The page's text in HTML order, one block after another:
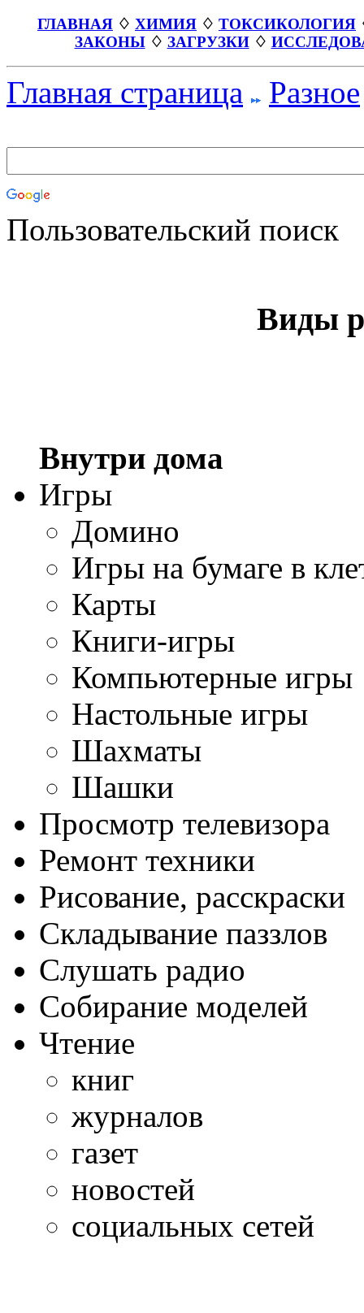
ГЛАВНАЯ ♢ ХИМИЯ ♢ ТОКСИКОЛОГИЯ
ЗАКОНЫ♢ ЗАГРУЗКИ♢
Главная страница Разное
Пользовательский поиск
Виды
Внутри дома
Игры
Домино
Игры на бумаге в
Карты
Книги-игры
Компьютерные игры
Настольные игры
Шахматы
Шашки
Просмотр телевизора
Ремонт техники
Рисование, расскраски
Складывание паззлов
Слушать радио
Собирание моделей
Чтение
книг
журналов
газет
новостей
социальных сетей